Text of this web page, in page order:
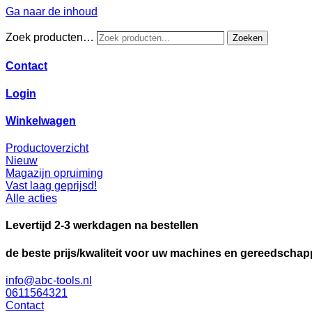
Ga naar de inhoud
Zoek producten… Zoeken
Contact
Login
Winkelwagen
Productoverzicht
Nieuw
Magazijn opruiming
Vast laag geprijsd!
Alle acties
Levertijd 2-3 werkdagen na bestellen
de beste prijs/kwaliteit voor uw machines en
info@abc-tools.nl
0611564321
Contact